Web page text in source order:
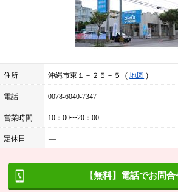
住所 沖縄市東１－２５－５ 地図
電話 0078-6040-7347
営業時間 10：00〜20：00
定休日 ―
【無料】電話でお問合